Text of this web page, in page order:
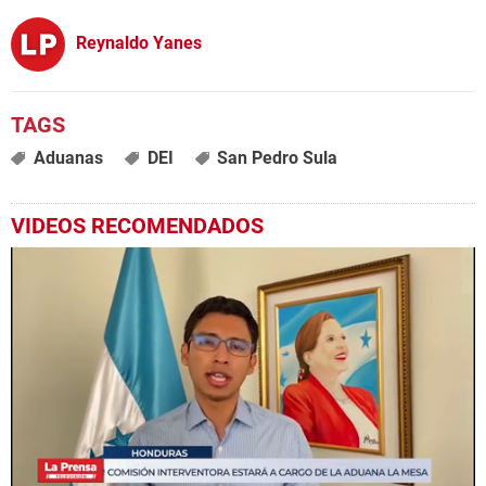
Reynaldo Yanes
Aduanas DEI San Pedro Sula
VIDEOS RECOMENDADOS